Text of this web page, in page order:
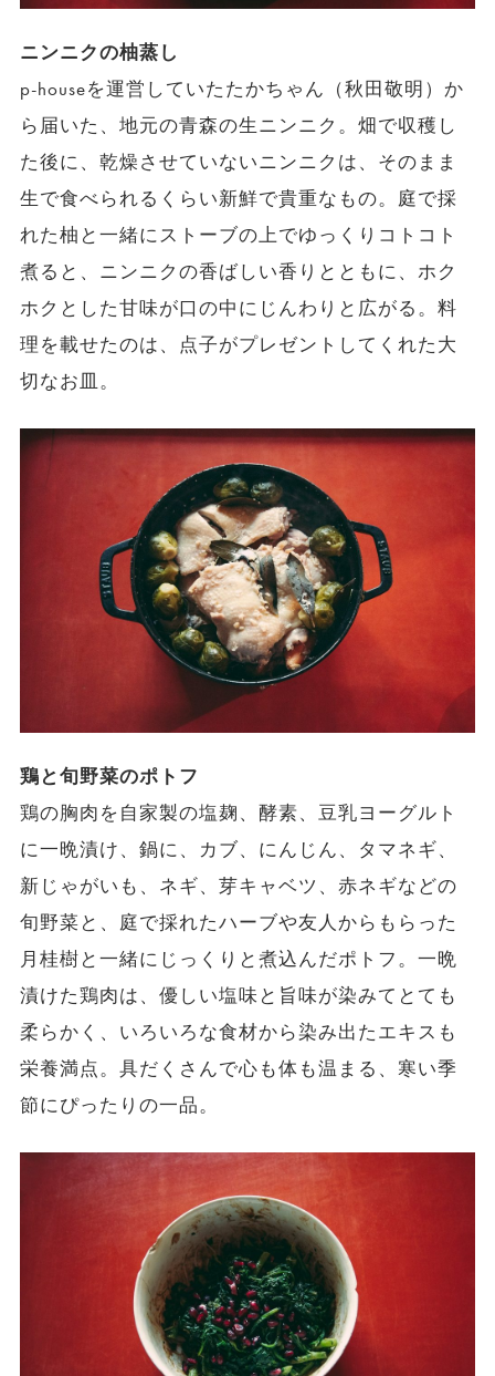
ニンニクの柚蒸し
p-houseを運営していたたかちゃん（秋田敬明）か
ら届いた、地元の青森の生ニンニク。畑で収穫し
た後に、乾燥させていないニンニクは、そのまま
生で食べられるくらい新鮮で貴重なもの。庭で採
れた柚と一緒にストーブの上でゆっくりコトコト
煮ると、ニンニクの香ばしい香りとともに、ホク
ホクとした甘味が口の中にじんわりと広がる。料
理を載せたのは、点子がプレゼントしてくれた大
切なお皿。
鶏と旬野菜のポトフ
鶏の胸肉を自家製の塩麹、酵素、豆乳ヨーグルト
に一晩漬け、鍋に、カブ、にんじん、タマネギ、
新じゃがいも、ネギ、芽キャベツ、赤ネギなどの
旬野菜と、庭で採れたハーブや友人からもらった
月桂樹と一緒にじっくりと煮込んだポトフ。一晩
漬けた鶏肉は、優しい塩味と旨味が染みてとても
柔らかく、いろいろな食材から染み出たエキスも
栄養満点。具だくさんで心も体も温まる、寒い季
節にぴったりの一品。